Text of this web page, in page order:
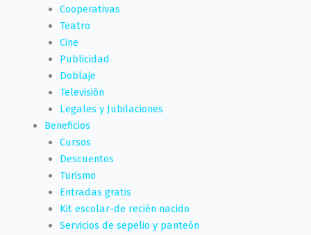
Cooperativas
Teatro
Cine
Publicidad
Doblaje
Televisión
Legales y Jubilaciones
Beneficios
Cursos
Descuentos
Turismo
Entradas gratis
Kit escolar-de recién nacido
Servicios de sepelio y panteón